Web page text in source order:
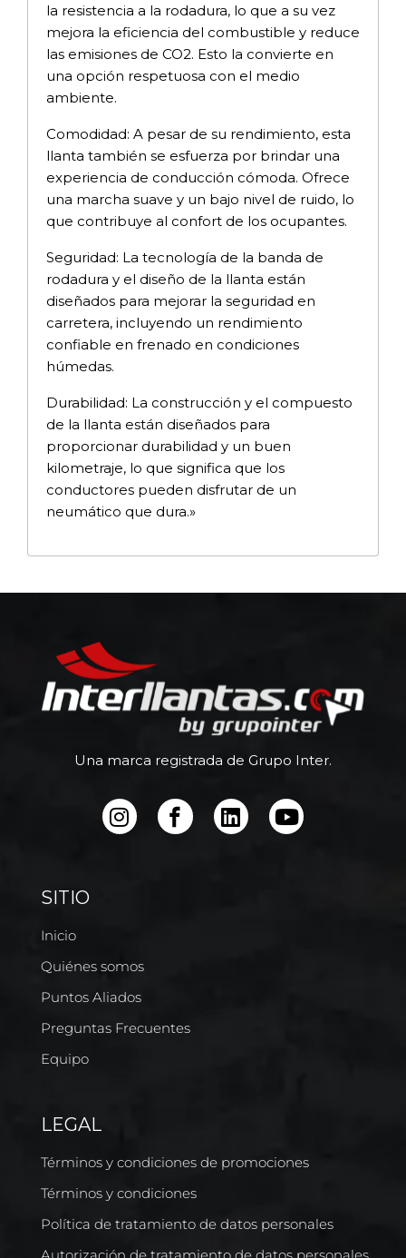
la resistencia a la rodadura, lo que a su vez
mejora la eficiencia del combustible y reduce
las emisiones de CO2. Esto la convierte en
una opción respetuosa con el medio
ambiente.
Comodidad: A pesar de su rendimiento, esta
llanta también se esfuerza por brindar una
experiencia de conducción cómoda. Ofrece
una marcha suave y un bajo nivel de ruido, lo
que contribuye al confort de los ocupantes.
Seguridad: La tecnología de la banda de
rodadura y el diseño de la llanta están
diseñados para mejorar la seguridad en
carretera, incluyendo un rendimiento
confiable en frenado en condiciones
húmedas.
Durabilidad: La construcción y el compuesto
de la llanta están diseñados para
proporcionar durabilidad y un buen
kilometraje, lo que significa que los
conductores pueden disfrutar de un
neumático que dura.»
Una marca registrada de Grupo Inter.
SITIO
Inicio
Quiénes somos
Puntos Aliados
Preguntas Frecuentes
Equipo
LEGAL
Términos y condiciones de promociones
Términos y condiciones
Política de tratamiento de datos personales